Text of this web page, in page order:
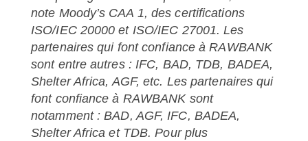
note Moody’s CAA 1, des certifications
ISO/IEC 20000 et ISO/IEC 27001. Les
partenaires qui font confiance à RAWBANK
sont entre autres : IFC, BAD, TDB, BADEA,
Shelter Africa, AGF, etc. Les partenaires qui
font confiance à RAWBANK sont
notamment : BAD, AGF, IFC, BADEA,
Shelter Africa et TDB. Pour plus